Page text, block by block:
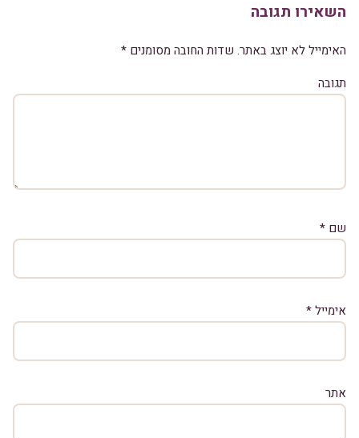
השאירו תגובה
האימייל לא יוצג באתר. שדות החובה מסומנים *
תגובה
שם *
אימייל*
אתר